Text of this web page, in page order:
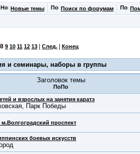
Новые темы Поиск по форумам
8 9 10 11 12 13 След. Конец
и семинары, наборы в группы
Заголовок темы
и взрослых на занятия каратэ
Парк Победы
проспект
боевых искусств